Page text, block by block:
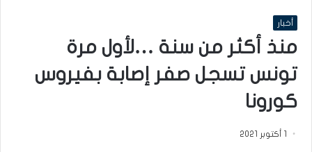
أخبار
منذ أكثر من سنة …لأول مرة
تونس تسجل صفر إصابة بفيروس
كورونا
1 أكتوبر 2021